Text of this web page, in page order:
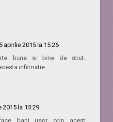
aprilie 2015 la 15:26
bune si bine de stiut.
infirmatie
2015 la 15:29
bani usor prin acest